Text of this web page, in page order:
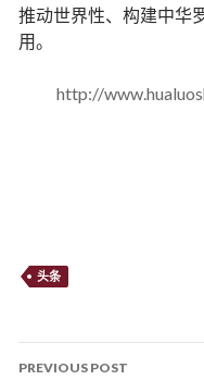
推动世界性、构建中华
用。
http://
头条
PREVIOUS POST